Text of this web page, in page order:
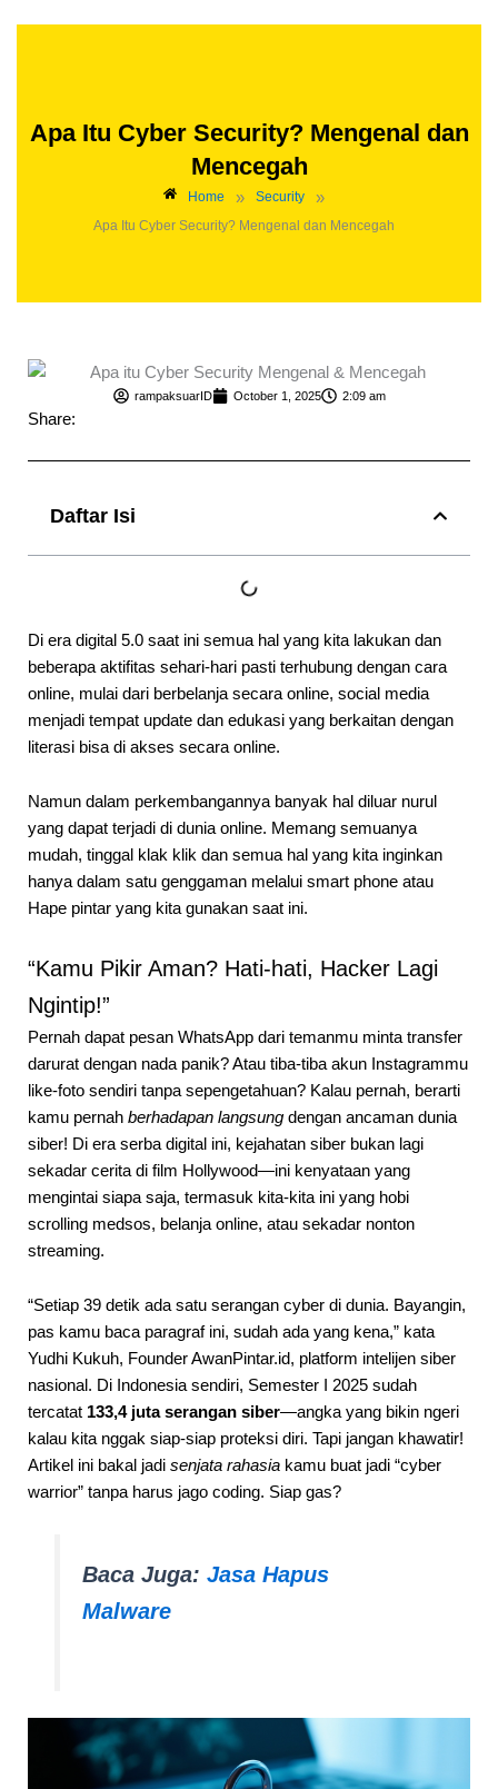
Apa Itu Cyber Security? Mengenal dan
Mencegah
Home » Security »
Apa Itu Cyber Security? Mengenal dan Mencegah
rampaksuarID October 1, 2025 2:09 am
Share:
Daftar Isi
Di era digital 5.0 saat ini semua hal yang kita lakukan dan
beberapa aktifitas sehari-hari pasti terhubung dengan cara
online, mulai dari berbelanja secara online, social media
menjadi tempat update dan edukasi yang berkaitan dengan
literasi bisa di akses secara online.
Namun dalam perkembangannya banyak hal diluar nurul
yang dapat terjadi di dunia online. Memang semuanya
mudah, tinggal klak klik dan semua hal yang kita inginkan
hanya dalam satu genggaman melalui smart phone atau
Hape pintar yang kita gunakan saat ini.
“Kamu Pikir Aman? Hati-hati, Hacker Lagi
Ngintip!”
Pernah dapat pesan WhatsApp dari temanmu minta transfer
darurat dengan nada panik? Atau tiba-tiba akun Instagrammu
like-foto sendiri tanpa sepengetahuan? Kalau pernah, berarti
kamu pernah berhadapan langsungdengan ancaman dunia
siber! Di era serba digital ini, kejahatan siber bukan lagi
sekadar cerita di film Hollywood—ini kenyataan yang
mengintai siapa saja, termasuk kita-kita ini yang hobi
scrolling medsos, belanja online, atau sekadar nonton
streaming.
“Setiap 39 detik ada satu serangan cyber di dunia. Bayangin,
pas kamu baca paragraf ini, sudah ada yang kena,” kata
Yudhi Kukuh, Founder AwanPintar.id, platform intelijen siber
nasional. Di Indonesia sendiri, Semester I 2025 sudah
tercatat 133,4 juta serangan siber—angka yang bikin ngeri
kalau kita nggak siap-siap proteksi diri. Tapi jangan khawatir!
Artikel ini bakal jadi senjata rahasiakamu buat jadi “cyber
warrior” tanpa harus jago coding. Siap gas?
Baca Juga: Jasa Hapus
Malware